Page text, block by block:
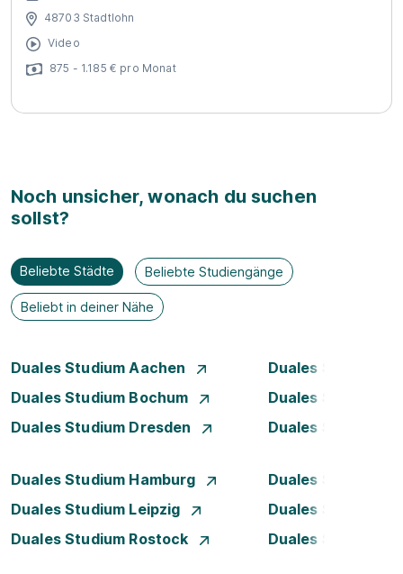
48703 Stadtlohn
Video
875 - 1.185 € pro Monat
Noch unsicher, wonach du suchen
sollst?
Beliebte Städte Beliebte Studiengänge
Beliebt in deiner Nähe
Duales Studium Aachen
Duales Studium
Duales Studium Bochum
Duales Studium
Duales Studium Dresden
Duales Studium
Duales Studium Hamburg
Duales Studium
Duales Studium Leipzig
Duales Studium
Duales Studium Rostock
Duales Studium